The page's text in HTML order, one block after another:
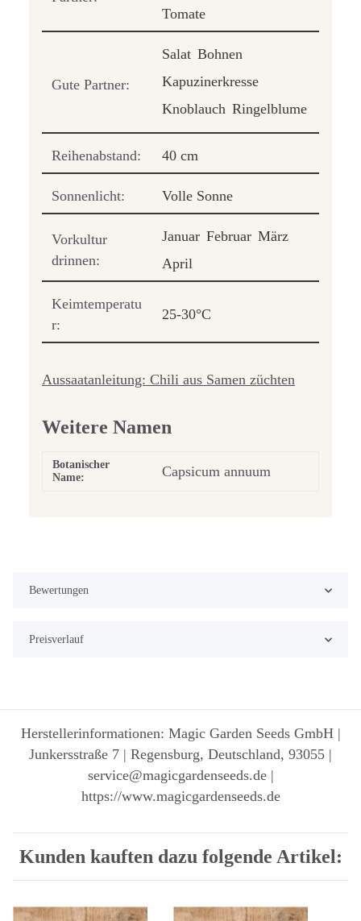
Tomate
Gute Partner:
Salat Bohnen
Kapuzinerkresse
Knoblauch Ringelblume
Reihenabstand: 40 cm
Sonnenlicht: Volle Sonne
Vorkultur
drinnen:
Januar Februar März
April
Keimtemperatu
r:
25-30°C
Aussaatanleitung: Chili aus Samen züchten
Weitere Namen
Botanischer
Name:
Capsicum annuum
Bewertungen
Preisverlauf
Herstellerinformationen: Magic Garden Seeds GmbH |
Junkersstraße 7 | Regensburg, Deutschland, 93055 |
service@magicgardenseeds.de |
https://www.magicgardenseeds.de
Kunden kauften dazu folgende Artikel: